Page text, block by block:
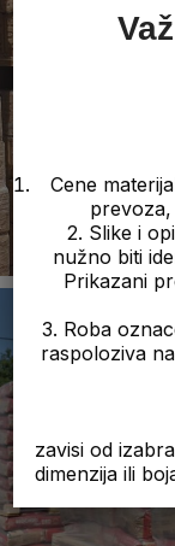
Cene
2. Slike i
nužno biti
Prikazani
3. Roba
raspoloziva
4.
zavisi od
dimenzija ili